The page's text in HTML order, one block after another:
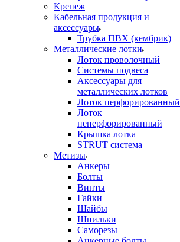
Крепеж
Кабельная продукция и
аксессуары
Трубка ПВХ (кембрик)
Металлические лотки
Лоток проволочный
Системы подвеса
Аксессуары для
металлических лотков
Лоток перфорированный
Лоток
неперфорированный
Крышка лотка
STRUT система
Метизы
Анкеры
Болты
Винты
Гайки
Шайбы
Шпильки
Саморезы